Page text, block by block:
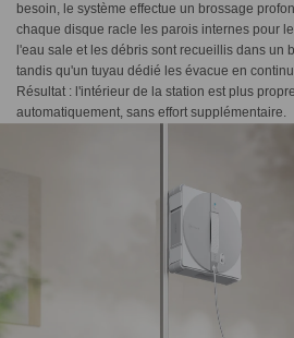
besoin, le système effectue un brossage
chaque disque racle les parois internes pour
l'eau sale et les débris sont recueillis dans un
tandis qu'un tuyau dédié les évacue en
Résultat : l'intérieur de la station est plus
automatiquement, sans effort supplémentaire.